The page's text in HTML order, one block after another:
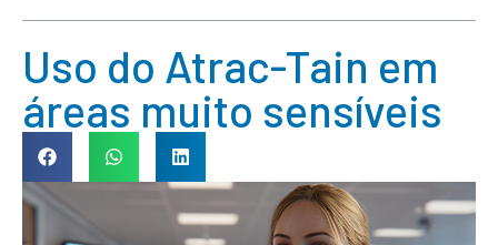
Uso do Atrac-Tain em
áreas muito sensíveis